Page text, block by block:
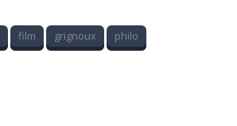
film grignoux philo